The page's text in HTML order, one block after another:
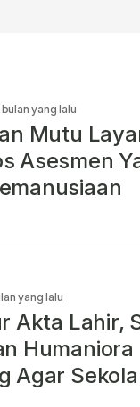
bulan yang lalu
Mutu
Asesmen
yang lalu
Akta Lahir,
Agar